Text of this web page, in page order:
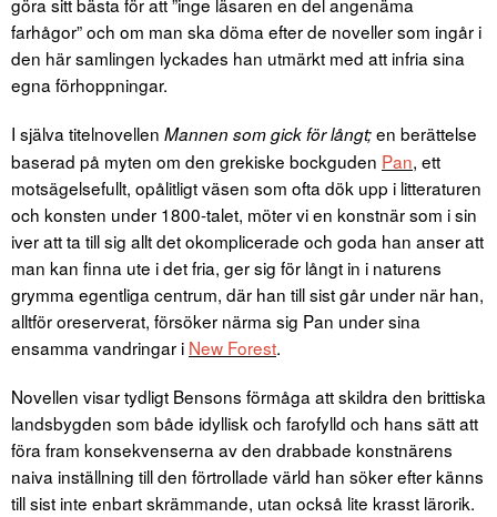
farhågor” och om man ska döma efter de noveller som ingår i
den här samlingen lyckades han utmärkt med att infria sina
egna förhoppningar.
I själva titelnovellen Mannen som gick för långt;en berättelse
baserad på myten om den grekiske bockguden Pan, ett
motsägelsefullt, opålitligt väsen som ofta dök upp i litteraturen
och konsten under 1800-talet, möter vi en konstnär som i sin
iver att ta till sig allt det okomplicerade och goda han anser att
man kan finna ute i det fria, ger sig för långt in i naturens
grymma egentliga centrum, där han till sist går under när han,
alltför oreserverat, försöker närma sig Pan under sina
ensamma vandringar i New Forest.
Novellen visar tydligt Bensons förmåga att skildra den brittiska
landsbygden som både idyllisk och farofylld och hans sätt att
föra fram konsekvenserna av den drabbade konstnärens
naiva inställning till den förtrollade värld han söker efter känns
till sist inte enbart skrämmande, utan också lite krasst lärorik.